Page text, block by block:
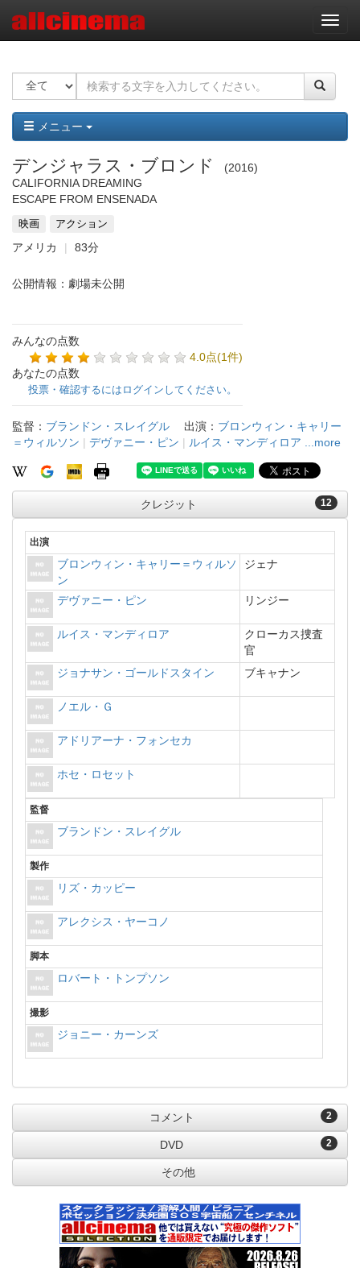
ナ
ビ
ー
ョ
ン
メニュー
デンジャラス・ブロンド
2016
CALIFORNIA DREAMING
ESCAPE FROM ENSENADA
映画 アクション
アメリカ 83分
公開情報：劇場未公開
みんなの点数
4.0点(1件)
あなたの点数
投票・確認するにはログインしてください。
監督： ブランドン・スレイグル 出演： ブロンウィン・キャリー
＝ウィルソン | デヴァニー・ピン | ルイス・マンディロア ...more
12
クレジット
出演
ブロンウィン・キャリー＝ウィルソ
ン
ジェナ
デヴァニー・ピン リンジー
ルイス・マンディロア
クローカス捜査
官
ジョナサン・ゴールドスタイン
ブキャナン
ノエル・Ｇ
アドリアーナ・フォンセカ
ホセ・ロセット
監督
ブランドン・スレイグル
製作
リズ・カッピー
アレクシス・ヤーコノ
脚本
ロバート・トンプソン
撮影
ジョニー・カーンズ
2
コメント
2
DVD
その他